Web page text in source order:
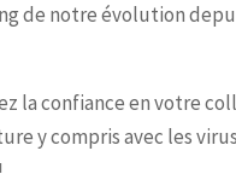
de notre évolution
la confiance en votre
y compris avec les